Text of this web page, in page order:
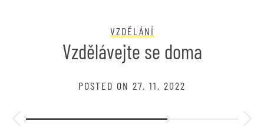
VZDĚLÁNÍ
Vzdělávejte se doma
POSTED ON 27. 11. 2022